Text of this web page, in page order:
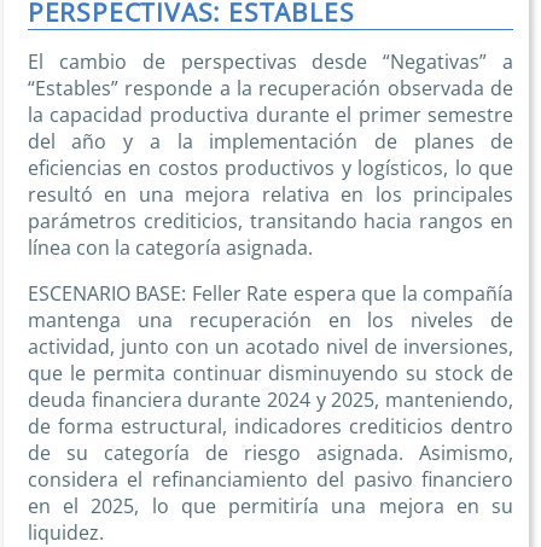
PERSPECTIVAS: ESTABLES
El cambio de perspectivas desde “Negativas” a
“Estables” responde a la recuperación observada de
la capacidad productiva durante el primer semestre
del año y a la implementación de planes de
eficiencias en costos productivos y logísticos, lo que
resultó en una mejora relativa en los principales
parámetros crediticios, transitando hacia rangos en
línea con la categoría asignada.
ESCENARIO BASE: Feller Rate espera que la compañía
mantenga una recuperación en los niveles de
actividad, junto con un acotado nivel de inversiones,
que le permita continuar disminuyendo su stock de
deuda financiera durante 2024 y 2025, manteniendo,
de forma estructural, indicadores crediticios dentro
de su categoría de riesgo asignada. Asimismo,
considera el refinanciamiento del pasivo financiero
en el 2025, lo que permitiría una mejora en su
liquidez.